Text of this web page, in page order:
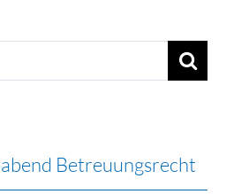
Betreuungsrecht